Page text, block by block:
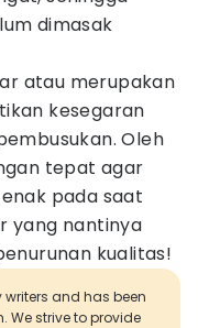
dimasak
atau merupakan
kesegaran
Oleh
tepat agar
pada saat
yang nantinya
kualitas!
and has been
We strive to provide